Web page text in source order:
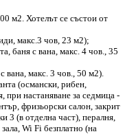
м2. Хотелът се състои от
макс.3 чов, 23 м2);
баня с вана, макс. 4 чов., 35
вана, макс. 3 чов., 50 м2).
(османски, рибен,
при настаняване за седмица -
фризьорски салон, закрит
3 (в отделна част), пералня,
Wi Fi безплатно (на